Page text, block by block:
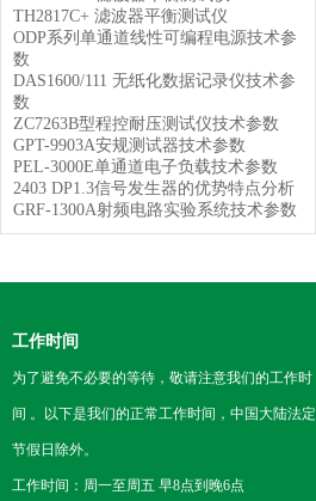
TH2817C+ 滤波器平衡测试仪
ODP系列单通道线性可编程电源技术参
数
DAS1600/111 无纸化数据记录仪技术参
数
ZC7263B型程控耐压测试仪技术参数
GPT-9903A安规测试器技术参数
PEL-3000E单通道电子负载技术参数
2403 DP1.3信号发生器的优势特点分析
GRF-1300A射频电路实验系统技术参数
工作时间
为了避免不必要的等待，敬请注意我们的工作时
间 。以下是我们的正常工作时间，中国大陆法定
节假日除外。
工作时间：周一至周五 早8点到晚6点